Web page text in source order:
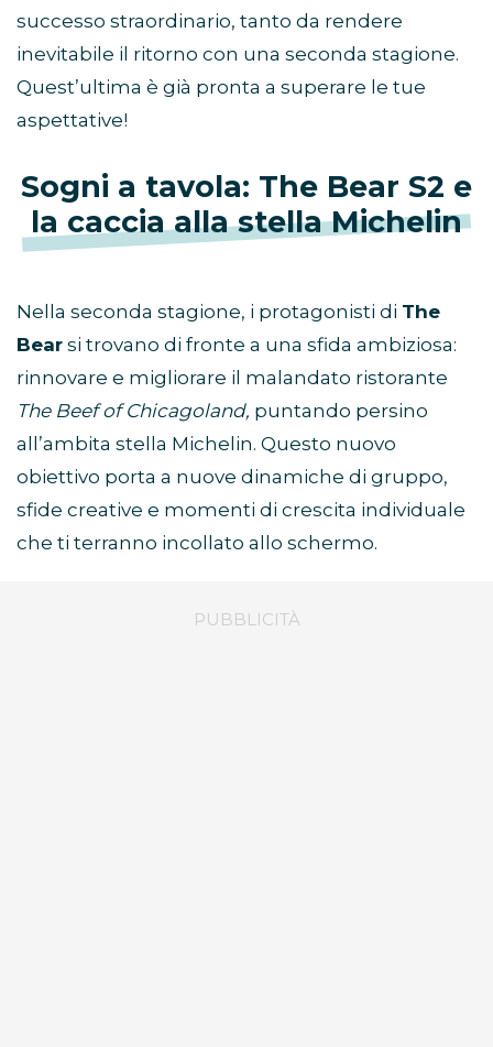
successo straordinario, tanto da rendere
inevitabile il ritorno con una seconda stagione.
Quest’ultima è già pronta a superare le tue
aspettative!
Sogni a tavola: The Bear S2 e
la caccia alla stella Michelin
Nella seconda stagione, i protagonisti di The
Bear si trovano di fronte a una sfida ambiziosa:
rinnovare e migliorare il malandato ristorante
The Beef of Chicagoland, puntando persino
all’ambita stella Michelin. Questo nuovo
obiettivo porta a nuove dinamiche di gruppo,
sfide creative e momenti di crescita individuale
che ti terranno incollato allo schermo.